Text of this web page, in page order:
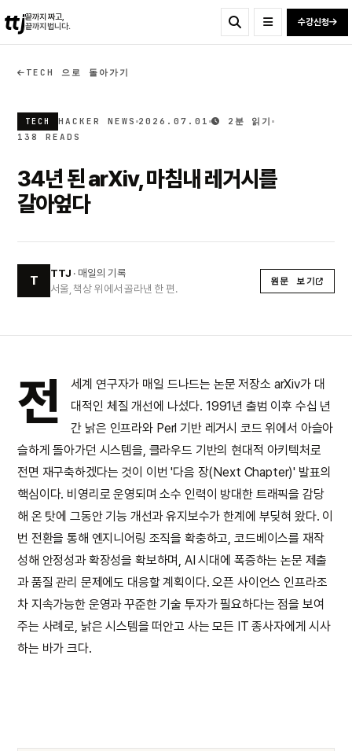
ttj끝까지 짜고,
끝까지 법니다.
수강신청
TECH 으로 돌아가기
TECH HACKER NEWS 2026.07.01
2분 읽기
138 READS
34년 된 arXiv, 마침내 레거시를
갈아엎다
T
TTJ · 매일의 기록
서울, 책상 위에서 골라낸 한 편.
원문 보기
전
세계 연구자가 매일 드나드는 논문 저장소 arXiv가 대
대적인 체질 개선에 나섰다. 1991년 출범 이후 수십 년
간 낡은 인프라와 Perl 기반 레거시 코드 위에서 아슬아
슬하게 돌아가던 시스템을, 클라우드 기반의 현대적 아키텍처로
전면 재구축하겠다는 것이 이번 '다음 장(Next Chapter)' 발표의
핵심이다. 비영리로 운영되며 소수 인력이 방대한 트래픽을 감당
해 온 탓에 그동안 기능 개선과 유지보수가 한계에 부딪혀 왔다. 이
번 전환을 통해 엔지니어링 조직을 확충하고, 코드베이스를 재작
성해 안정성과 확장성을 확보하며, AI 시대에 폭증하는 논문 제출
과 품질 관리 문제에도 대응할 계획이다. 오픈 사이언스 인프라조
차 지속가능한 운영과 꾸준한 기술 투자가 필요하다는 점을 보여
주는 사례로, 낡은 시스템을 떠안고 사는 모든 IT 종사자에게 시사
하는 바가 크다.